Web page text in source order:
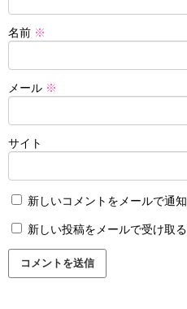
名前 ※
メール ※
サイト
新しいコメントをメールで通知
新しい投稿をメールで受け取る